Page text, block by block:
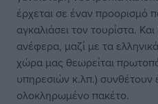
έρχεται σε έναν προορισμό
αγκαλιάσει τον τουρίστα.
ανέφερα, μαζί με τα
χώρα μας θεωρείται
υπηρεσιών κ.λπ.) συνθέτουν
ολοκληρωμένο πακέτο.